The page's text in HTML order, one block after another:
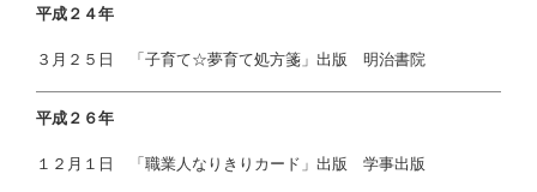
平成２４年
３月２５日 「子育て☆夢育て処方箋」出版 明治書院
平成２６年
１２月１日 「職業人なりきりカード」出版 学事出版